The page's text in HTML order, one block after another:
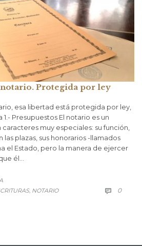
Protegida por ley
esa libertad está protegida por ley,
Presupuestos El notario es un
muy especiales: su función,
las plazas, sus honorarios -llamados
el Estado, pero la manera de ejercer
él…
, NOTARIO  0